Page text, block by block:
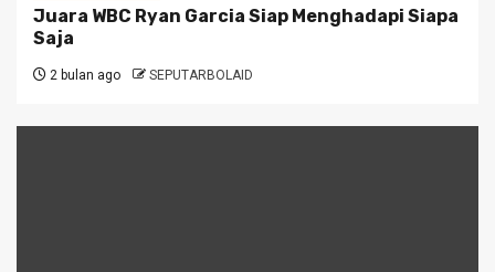
Juara WBC Ryan Garcia Siap Menghadapi Siapa
Saja
2 bulan ago SEPUTARBOLAID